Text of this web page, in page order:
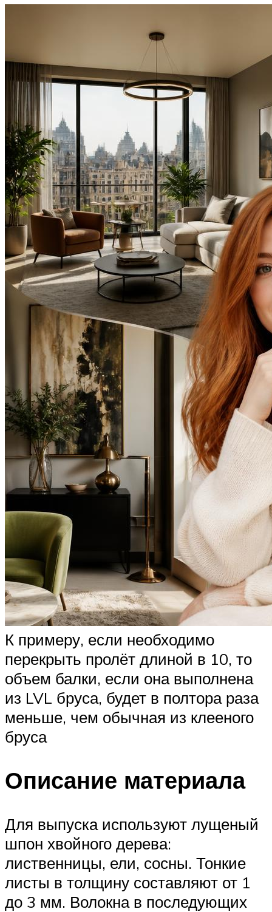
К примеру, если необходимо
перекрыть пролёт длиной в 10, то
объем балки, если она выполнена
из LVL бруса, будет в полтора раза
меньше, чем обычная из клееного
бруса
Описание материала
Для выпуска используют лущеный
шпон хвойного дерева:
лиственницы, ели, сосны. Тонкие
листы в толщину составляют от 1
до 3 мм. Волокна в последующих